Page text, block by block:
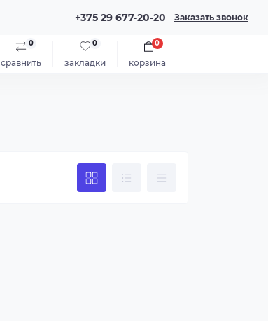
+375 29 677-20-20 Заказать звонок
сравнить
0
закладки
0
корзина
0